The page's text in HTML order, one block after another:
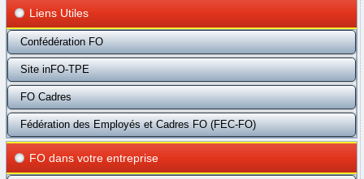
Liens Utiles
Confédération FO
Site inFO-TPE
FO Cadres
Fédération des Employés et Cadres FO (FEC-FO)
FO dans votre entreprise